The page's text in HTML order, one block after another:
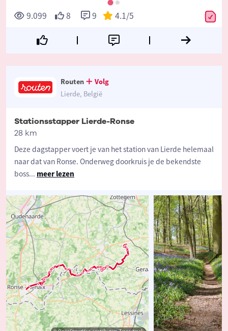
9.099 8 9 4.1/5
Routen
Volg
Lierde, België
Stationsstapper Lierde-Ronse
28 km
Deze dagstapper voert je van het station van Lierde helemaal
naar dat van Ronse. Onderweg doorkruis je de bekendste
boss... meer lezen